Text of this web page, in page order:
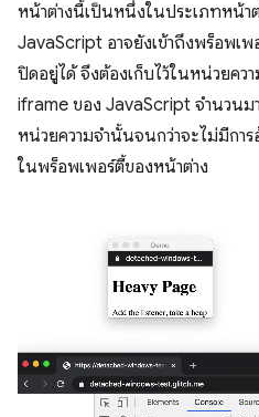
หน้าต่างนี้เป็นหนึ่งในประเภทหน้า
JavaScript อาจยังเข้าถึงพร็อพเ
ปิดอยู่ได้ จึงต้องเก็บไว้ในหน่วยคว
iframe ของ JavaScript จำนวนม
หน่วยความจำนั้นจนกว่าจะไม่มีกา
ในพร็อพเพอร์ตี้ของหน้าต่าง